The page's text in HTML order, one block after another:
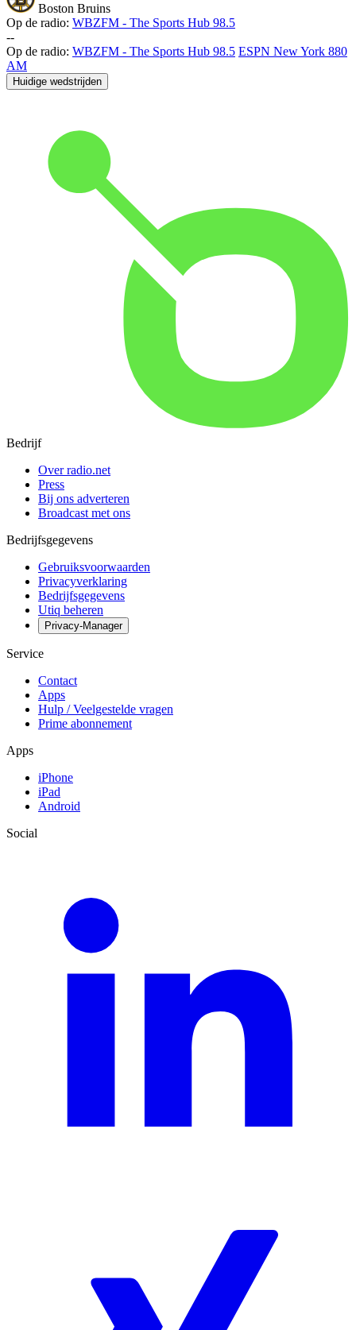
Boston Bruins
Op de radio: WBZFM - The Sports Hub 98.5
--
Op de radio: WBZFM - The Sports Hub 98.5 ESPN New York 880
AM
Huidige wedstrijden
Bedrijf
Over radio.net
Press
Bij ons adverteren
Broadcast met ons
Bedrijfsgegevens
Gebruiksvoorwaarden
Privacyverklaring
Bedrijfsgegevens
Utiq beheren
Privacy-Manager
Service
Contact
Apps
Hulp / Veelgestelde vragen
Prime abonnement
Apps
iPhone
iPad
Android
Social